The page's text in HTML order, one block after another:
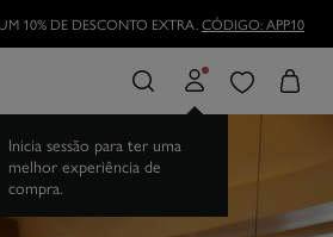
10% DE DESCONTO EXTRA.CÓDIGO: APP10
Inicia sessão para ter uma
melhor experiência de
compra.